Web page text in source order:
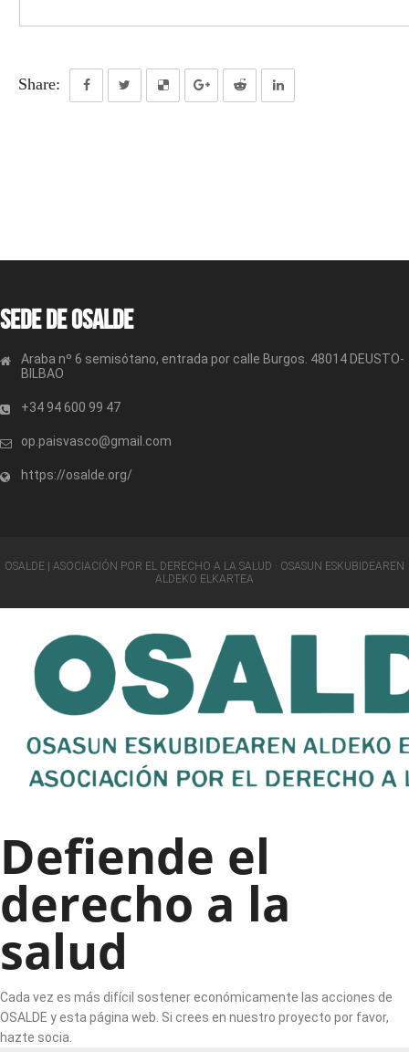
Share:
Sede de OSALDE
Araba nº 6 semisótano, entrada por calle Burgos. 48014 DEUSTO-
BILBAO
+34 94 600 99 47
op.paisvasco@gmail.com
https://osalde.org/
OSALDE | ASOCIACIÓN POR EL DERECHO A LA SALUD · OSASUN ESKUBIDEAREN
ALDEKO ELKARTEA
Defiende el
derecho a la
salud
Cada vez es más difícil sostener económicamente las acciones de
OSALDE y esta página web. Si crees en nuestro proyecto por favor,
hazte socia.